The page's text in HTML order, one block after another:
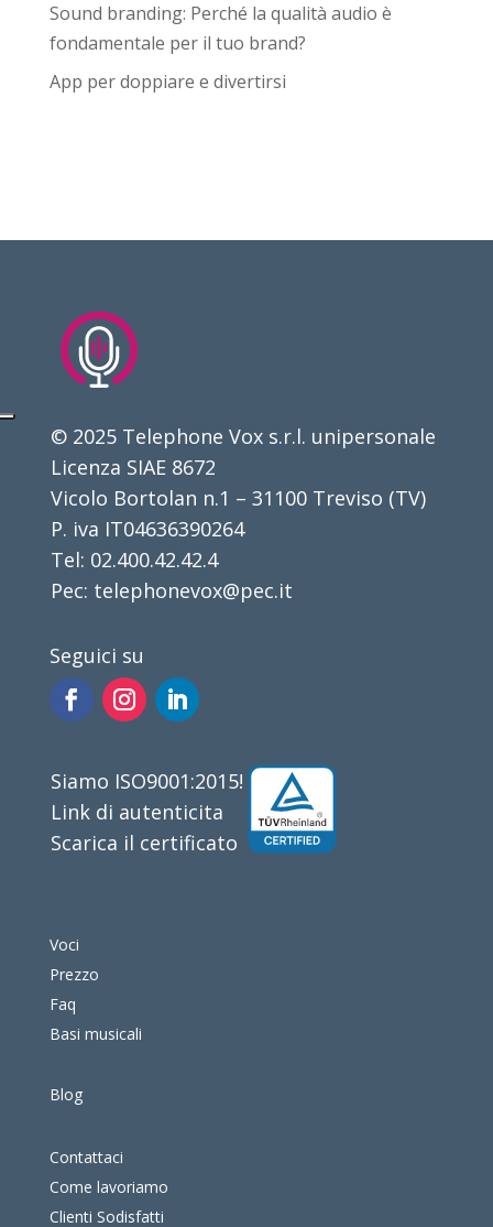
Sound branding: Perché la qualità audio è
fondamentale per il tuo brand?
App per doppiare e divertirsi
© 2025 Telephone Vox s.r.l. unipersonale
Licenza SIAE 8672
Vicolo Bortolan n.1 – 31100 Treviso (TV)
P. iva IT04636390264
Tel: 02.400.42.42.4
Pec: telephonevox@pec.it
Seguici su
Siamo ISO9001:2015!
Link di autenticita
Scarica il certificato
Voci
Prezzo
Faq
Basi musicali
Blog
Contattaci
Come lavoriamo
Clienti Sodisfatti